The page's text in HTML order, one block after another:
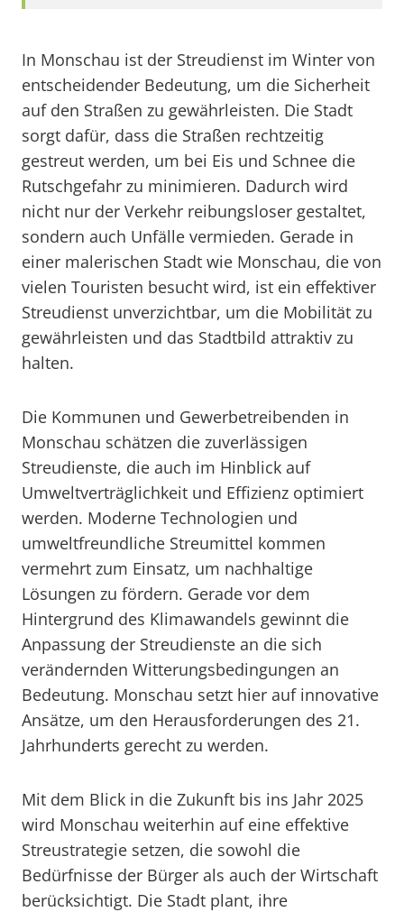
In Monschau ist der Streudienst im Winter von
entscheidender Bedeutung, um die Sicherheit
auf den Straßen zu gewährleisten. Die Stadt
sorgt dafür, dass die Straßen rechtzeitig
gestreut werden, um bei Eis und Schnee die
Rutschgefahr zu minimieren. Dadurch wird
nicht nur der Verkehr reibungsloser gestaltet,
sondern auch Unfälle vermieden. Gerade in
einer malerischen Stadt wie Monschau, die von
vielen Touristen besucht wird, ist ein effektiver
Streudienst unverzichtbar, um die Mobilität zu
gewährleisten und das Stadtbild attraktiv zu
halten.
Die Kommunen und Gewerbetreibenden in
Monschau schätzen die zuverlässigen
Streudienste, die auch im Hinblick auf
Umweltverträglichkeit und Effizienz optimiert
werden. Moderne Technologien und
umweltfreundliche Streumittel kommen
vermehrt zum Einsatz, um nachhaltige
Lösungen zu fördern. Gerade vor dem
Hintergrund des Klimawandels gewinnt die
Anpassung der Streudienste an die sich
verändernden Witterungsbedingungen an
Bedeutung. Monschau setzt hier auf innovative
Ansätze, um den Herausforderungen des 21.
Jahrhunderts gerecht zu werden.
Mit dem Blick in die Zukunft bis ins Jahr 2025
wird Monschau weiterhin auf eine effektive
Streustrategie setzen, die sowohl die
Bedürfnisse der Bürger als auch der Wirtschaft
berücksichtigt. Die Stadt plant, ihre